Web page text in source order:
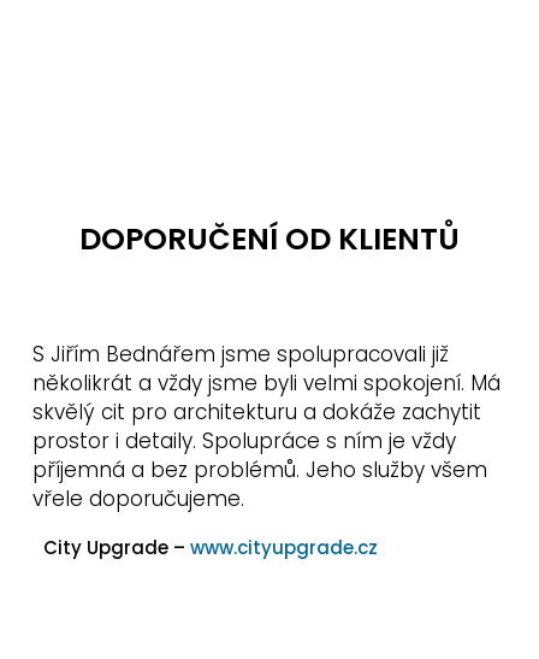
DOPORUČENÍ OD KLIENTŮ
S Jiřím Bednářem jsme spolupracovali již
několikrát a vždy jsme byli velmi spokojení. Má
skvělý cit pro architekturu a dokáže zachytit
prostor i detaily. Spolupráce s ním je vždy
příjemná a bez problémů. Jeho služby všem
vřele doporučujeme.
City Upgrade – www.cityupgrade.cz